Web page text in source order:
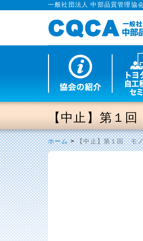
一般社団法人 中部品質管理協
【中止】第１
ホーム>【中止】第１回 モ